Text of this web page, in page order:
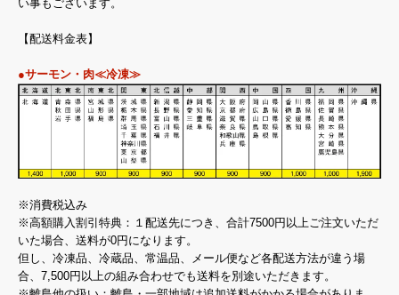
い事もございます。
【配送料金表】
●サーモン・肉≪冷凍≫
※消費税込み
※高額購入割引特典：１配送先につき、合計7500円以上ご注文いただ
いた場合、送料が0円になります。
但し、冷凍品、冷蔵品、常温品、メール便など各配送方法が違う場
合、7,500円以上の組み合わせでも送料を別途いただきます。